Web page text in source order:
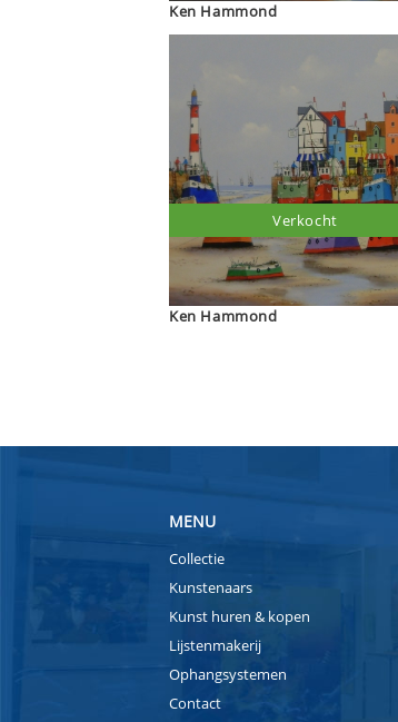
Ken Hammond
Ken Hammond
Verkocht
MENU
Collectie
Kunstenaars
Kunst huren & kopen
Lijstenmakerij
Ophangsystemen
Contact